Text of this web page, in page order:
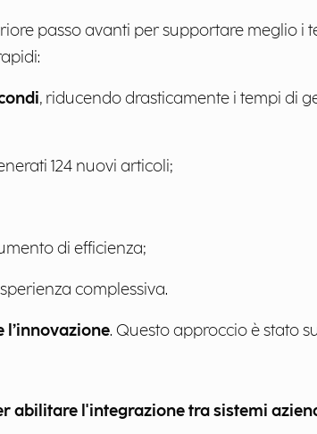
passo avanti per supportare meglio i
, riducendo drasticamente i tempi di
124 nuovi articoli;
di efficienza;
complessiva.
l’innovazione. Questo approccio è stato
abilitare l'integrazione tra sistemi